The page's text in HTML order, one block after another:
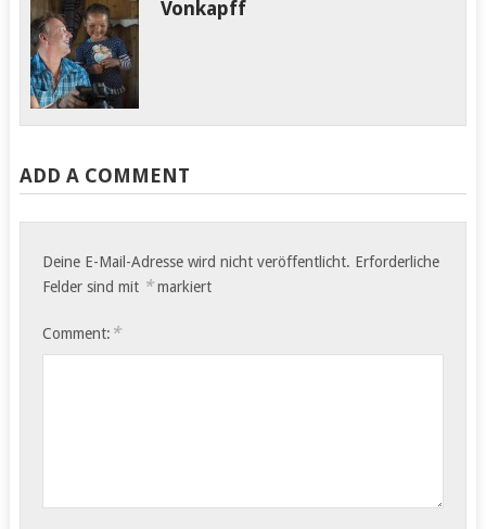
versuchen…
1100 Kilometer von
Sambia bis Kapstadt
Greenhorns
September…
Vonkapff
ADD A COMMENT
Deine E-Mail-Adresse wird nicht veröffentlicht. Erforderliche
Felder sind mit *markiert
Comment: *